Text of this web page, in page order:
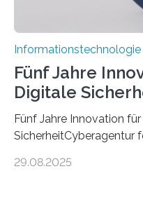
Informationstechnologie
Fünf Jahre
Digitale
Fünf Jahre Innovation
SicherheitCyberagentur
ErfolgeDie Agentur für
29.08.2025